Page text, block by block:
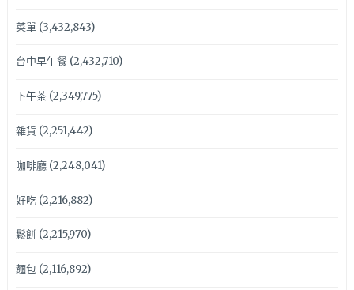
菜單(3,432,843)
台中早午餐(2,432,710)
下午茶(2,349,775)
雜貨 (2,251,442)
咖啡廳(2,248,041)
好吃(2,216,882)
鬆餅(2,215,970)
麵包(2,116,892)